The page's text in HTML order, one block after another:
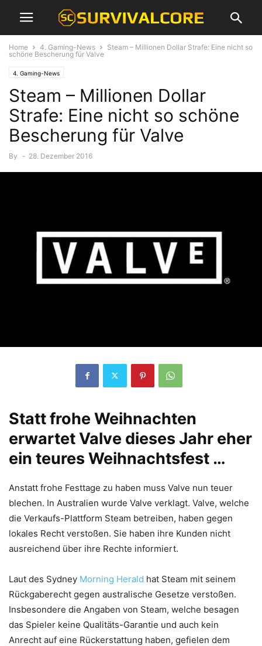
Home 4. Gaming-News
Steam – Millionen Dollar Strafe: Eine nicht so
schöne Bescherung für Valve
4. Gaming-News
Steam – Millionen Dollar
Strafe: Eine nicht so schöne
Bescherung für Valve
By - 28. Dezember 2016
Statt frohe Weihnachten
erwartet Valve dieses Jahr eher
ein teures Weihnachtsfest …
Anstatt frohe Festtage zu haben muss Valve nun teuer
blechen. In Australien wurde Valve verklagt. Valve, welche
die Verkaufs-Plattform Steam betreiben, haben gegen
lokales Recht verstoßen. Sie haben ihre Kunden nicht
ausreichend über ihre Rechte informiert.
Laut des Sydney Morning Herald hat Steam mit seinem
Rückgaberecht gegen australische Gesetze verstoßen.
Insbesondere die Angaben von Steam, welche besagen
das Spieler keine Qualitäts-Garantie und auch kein
Anrecht auf eine Rückerstattung haben, gefielen dem